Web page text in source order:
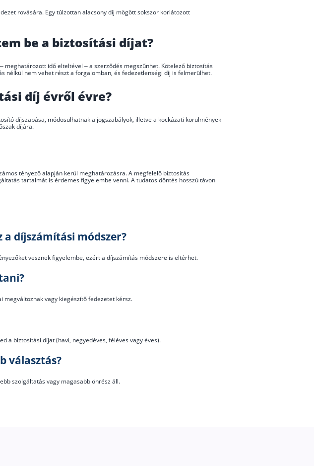
rovására. Egy túlzottan alacsony díj mögött sokszor korlátozott
be a biztosítási díjat?
meghatározott idő elteltével – a szerződés megszűnhet. Kötelező biztosítás
nélkül nem vehet részt a forgalomban, és fedezetlenségi díj is felmerülhet.
díj évről évre?
díjszabása, módosulhatnak a jogszabályok, illetve a kockázati körülmények
díjára.
tényező alapján kerül meghatározásra. A megfelelő biztosítás
tartalmát is érdemes figyelembe venni. A tudatos döntés hosszú távon
díjszámítási módszer?
vesznek figyelembe, ezért a díjszámítás módszere is eltérhet.
megváltoznak vagy kiegészítő fedezetet kérsz.
a biztosítási díjat (havi, negyedéves, féléves vagy éves).
választás?
szolgáltatás vagy magasabb önrész áll.